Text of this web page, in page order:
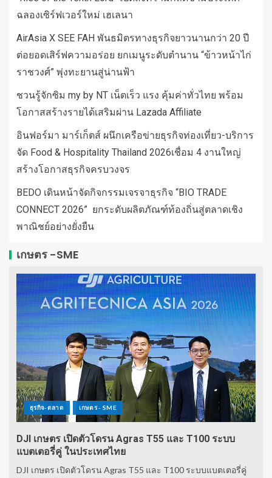
ฉลองเซิร์ฟเวอร์ใหม่ เฮเลนา
AirAsia X SEE FAH พันธมิตรทางธุรกิจยาวนานกว่า 20 ปี
ต่อยอดเสิร์ฟความอร่อย ยกเมนูระดับตำนาน “ข้าวหน้าไก่
ราชวงศ์” พุ่งทะยานสู่น่านฟ้า
ชวนรู้จักซิม my by NT เน็ตเร็ว แรง คุ้มค่าทั่วไทย พร้อม
โอกาสสร้างรายได้เสริมผ่าน Lazada Affiliate
อินฟอร์มา มาร์เก็ตส์ ผนึกเครือข่ายธุรกิจท่องเที่ยว-บริการ
จัด Food & Hospitality Thailand 2026เชื่อม 4 งานใหญ่
สร้างโอกาสธุรกิจครบวงจร
BEDO เดินหน้าจัดกิจกรรมเจรจาธุรกิจ “BIO TRADE
CONNECT 2026” ยกระดับผลิตภัณฑ์ท้องถิ่นสู่ตลาดเชิง
พาณิชย์อย่างยั่งยืน
เกษตร -SME
ธุรกิจ-ตลาด เกษตร - SME
DJI เกษตร เปิดตัวโดรน Agras T55 และ T100 ระบบ
แบตเตอรี่คู่ ในประเทศไทย
DJI เกษตร เปิดตัวโดรน Agras T55 และ T100 ระบบแบตเตอรี่คู่